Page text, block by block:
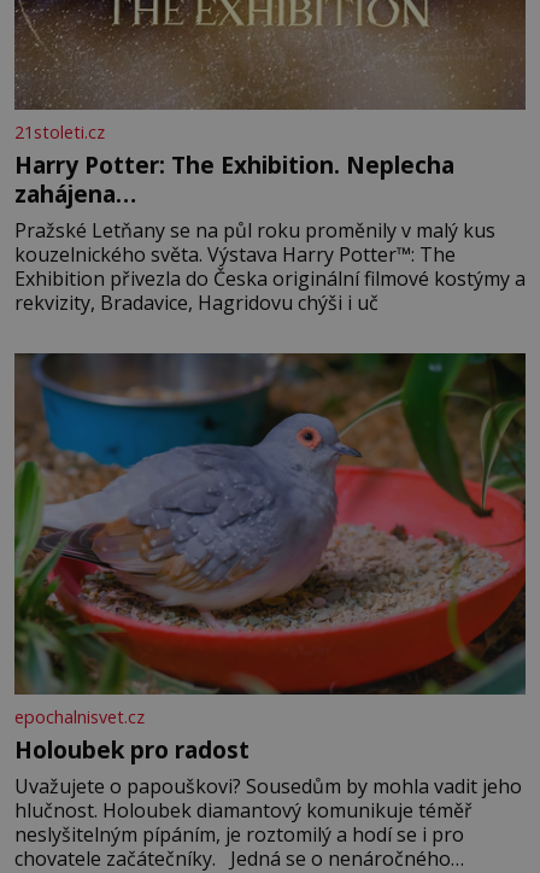
21stoleti.cz
Harry Potter: The Exhibition. Neplecha
zahájena…
Pražské Letňany se na půl roku proměnily v malý kus
kouzelnického světa. Výstava Harry Potter™: The
Exhibition přivezla do Česka originální filmové kostýmy a
rekvizity, Bradavice, Hagridovu chýši i uč
epochalnisvet.cz
Holoubek pro radost
Uvažujete o papouškovi? Sousedům by mohla vadit jeho
hlučnost. Holoubek diamantový komunikuje téměř
neslyšitelným pípáním, je roztomilý a hodí se i pro
chovatele začátečníky. Jedná se o nenáročného